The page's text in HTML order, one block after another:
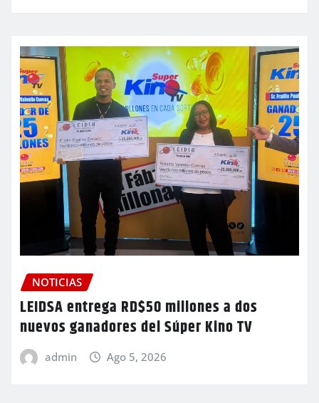
NOTICIAS
LEIDSA entrega RD$50 millones a dos
nuevos ganadores del Súper Kino TV
admin Ago 5, 2026